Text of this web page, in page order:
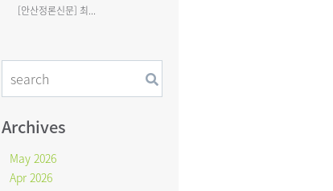
[안산정론신문] 최...
Archives
May 2026
Apr 2026